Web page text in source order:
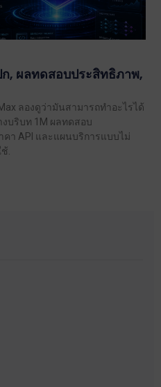
, ผลทดสอบประสิทธิภาพ,
ลองดูว่ามันสามารถทำอะไรได้
งบริบท 1M ผลทดสอบ
คา API และแผนบริการแบบไม่
.